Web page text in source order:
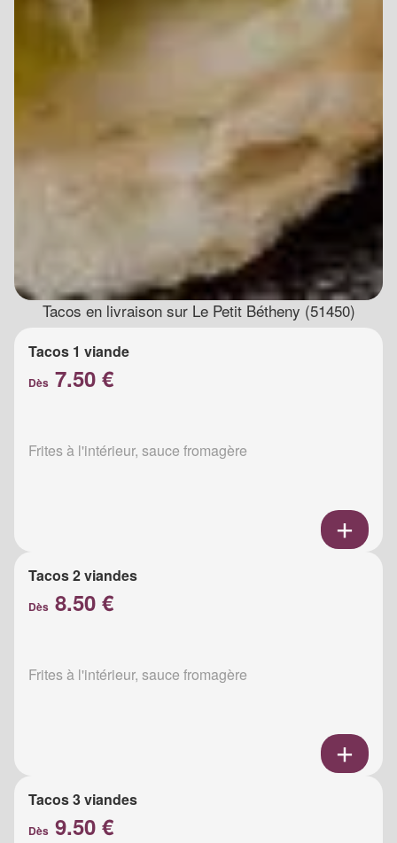
Tacos en livraison sur Le Petit Bétheny (51450)
Tacos 1 viande
Dès 7.50 €
Frites à l'intérieur, sauce fromagère
Tacos 2 viandes
Dès 8.50 €
Frites à l'intérieur, sauce fromagère
Tacos 3 viandes
Dès 9.50 €